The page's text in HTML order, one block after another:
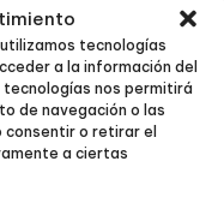
tecnologías
a la información del
nos permitirá
de navegación o las
consentir o retirar el
a ciertas